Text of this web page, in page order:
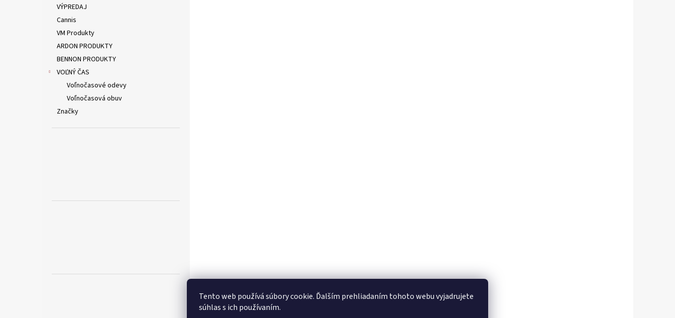
Tento web používá súbory cookie. Ďalším prehliadaním tohoto webu vyjadrujete
súhlas s ich používaním.
VÝPREDAJ
Cannis
VM Produkty
ARDON PRODUKTY
BENNON PRODUKTY
VOĽNÝ ČAS
Voľnočasové odevy
Voľnočasová obuv
Značky